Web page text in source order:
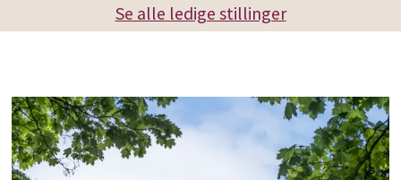
Se alle ledige stillinger